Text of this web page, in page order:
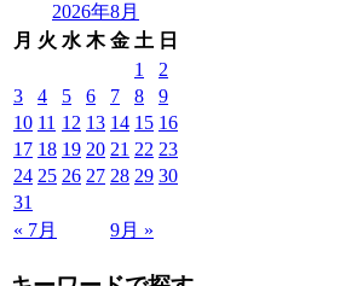
2026年8月
月 火 水 木 金 土 日
« 7月 9月 »
1
2
3
4 5 6 7 8
9
10 11 12 13 14 15 16
17 18 19 20 21 22 23
24 25 26 27 28 29 30
31